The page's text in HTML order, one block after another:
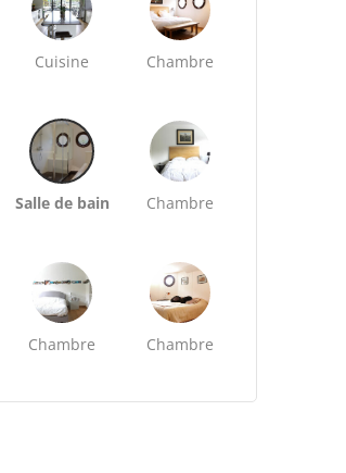
Cuisine Chambre
Salle de bain Chambre
Chambre Chambre